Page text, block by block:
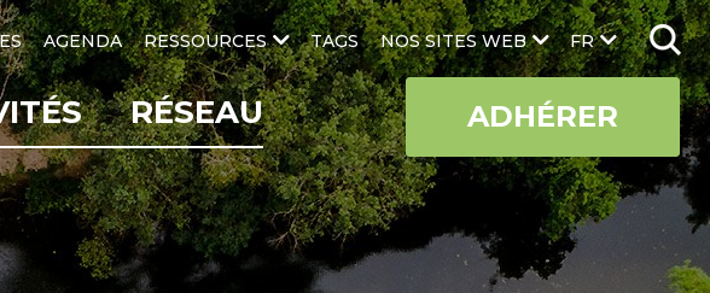
FR
AGENDA RESSOURCES TAGS NOS SITES WEB
RÉSEAU ADHÉRER